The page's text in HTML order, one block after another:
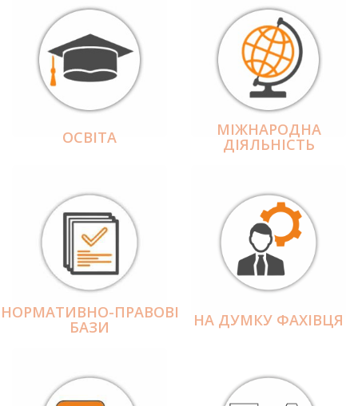
ОСВІТА МІЖНАРОДНА
ДІЯЛЬНІCТЬ
НОРМАТИВНО-ПРАВОВІ
БАЗИ НА ДУМКУ ФАХІВЦЯ